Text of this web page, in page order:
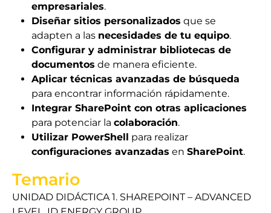
empresariales.
Diseñar sitios personalizados que se
adapten a las necesidades de tu equipo.
Configurar y administrar bibliotecas de
documentos de manera eficiente.
Aplicar técnicas avanzadas de búsqueda
para encontrar información rápidamente.
Integrar SharePoint con otras aplicaciones
para potenciar la colaboración.
Utilizar PowerShell para realizar
configuraciones avanzadas en SharePoint.
Temario
UNIDAD DIDÁCTICA 1. SHAREPOINT – ADVANCED